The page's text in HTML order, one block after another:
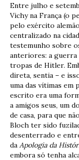
Entre julho e
Vichy na França (o
pelo exército
centralizado na
testemunho sobre
anteriores: a guerra
tropas de Hitler.
direta, sentia – e
uma das vítimas em
escrito era uma
a amigos seus, um
de casa, para que
Bloch ter sido
desenterrado e
da Apologia da
embora só tenha